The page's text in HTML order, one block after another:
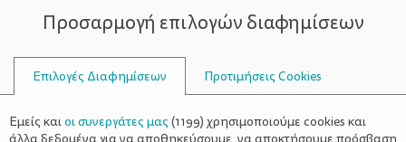
ΣΥΜΒΟΥΛΟΙ
ΚΆΘΕΤΑΙ
Προσαρμογή επιλογών διαφημίσεων
Επιλογές Διαφημίσεων Προτιμήσεις Cookies
Εμείς καιοι συνεργάτες μας (1199) χρησιμοποιούμε cookies και
άλλα δεδομένα για να αποθηκεύσουμε, να αποκτήσουμε πρόσβαση